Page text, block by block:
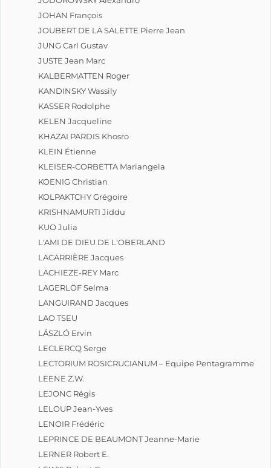
JOHAN François
JOUBERT DE LA SALETTE Pierre Jean
JUNG Carl Gustav
JUSTE Jean Marc
KALBERMATTEN Roger
KANDINSKY Wassily
KASSER Rodolphe
KELEN Jacqueline
KHAZAI PARDIS Khosro
KLEIN Étienne
KLEISER-CORBETTA Mariangela
KOENIG Christian
KOLPAKTCHY Grégoire
KRISHNAMURTI Jiddu
KUO Julia
L'AMI DE DIEU DE L'OBERLAND
LACARRIÈRE Jacques
LACHIEZE-REY Marc
LAGERLÖF Selma
LANGUIRAND Jacques
LAO TSEU
LÁSZLÓ Ervin
LECLERCQ Serge
LECTORIUM ROSICRUCIANUM – Equipe Pentagramme
LEENE Z.W.
LEJONC Régis
LELOUP Jean-Yves
LENOIR Frédéric
LEPRINCE DE BEAUMONT Jeanne-Marie
LERNER Robert E.